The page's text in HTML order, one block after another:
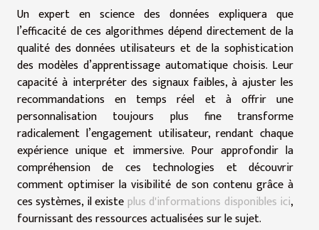
Un expert en science des données expliquera que
l’efficacité de ces algorithmes dépend directement de la
qualité des données utilisateurs et de la sophistication
des modèles d’apprentissage automatique choisis. Leur
capacité à interpréter des signaux faibles, à ajuster les
recommandations en temps réel et à offrir une
personnalisation toujours plus fine transforme
radicalement l’engagement utilisateur, rendant chaque
expérience unique et immersive. Pour approfondir la
compréhension de ces technologies et découvrir
comment optimiser la visibilité de son contenu grâce à
ces systèmes, il existe plus d'informations disponibles ici,
fournissant des ressources actualisées sur le sujet.